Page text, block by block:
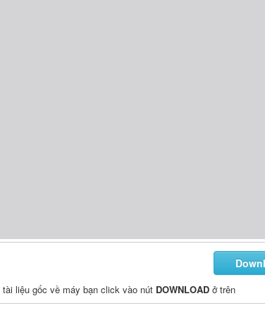
liệu gốc về máy bạn click vào nút DOWNLOAD ở trên